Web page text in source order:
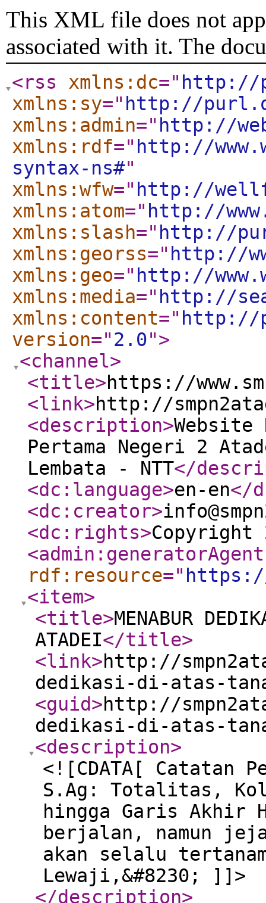
This XML file does not
associated with it. The
<rss xmlns:dc=" http://
xmlns:sy=" http://
xmlns:admin=" http://
xmlns:rdf=" http://
syntax-ns#"
xmlns:wfw=" http://
xmlns:atom=" http://
xmlns:slash=" http://
xmlns:georss=" http://
xmlns:geo=" http://
xmlns:media=" http://
xmlns:content=" http://
version="2.0">
<channel>
<title>https://
<link>http://
<description>Website
Pertama Negeri 2
Lembata - NTT</
<dc:language>en-en</
<dc:creator>
<dc:rights>Copyright
<admin:generatorAgent
rdf:resource="
<item>
<title>MENABUR
ATADEI</title>
<link>http://
dedikasi-di-atas-
<guid>http://
dedikasi-di-atas-
<description>
<![CDATA[ Catatan
S.Ag: Totalitas,
hingga Garis Akhir
berjalan, namun
akan selalu
Lewaji,&#8230; ]]>
</description>